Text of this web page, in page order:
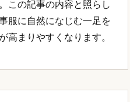
で確認することが大切で